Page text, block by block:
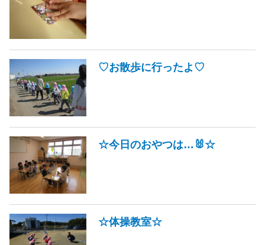
♡お散歩に行ったよ♡
☆今日のおやつは…🐰☆
☆体操教室☆